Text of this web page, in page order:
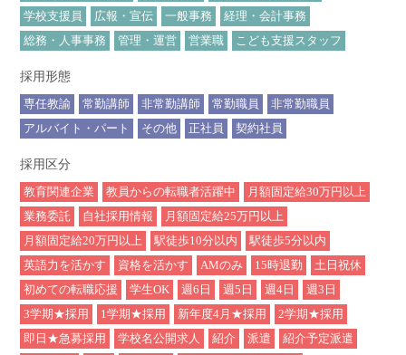
学校支援員
広報・宣伝 一般事務
経理・会計事務
総務・人事事務
管理・運営 営業職 こども支援スタッフ
採用形態
専任教諭
常勤講師 非常勤講師 常勤職員
非常勤職員
アルバイト・パート
その他 正社員 契約社員
採用区分
教育関連企業
教員からの転職者活躍中
月額固定給30万円以上
業務委託
自社採用情報
月額固定給25万円以上
月額固定給20万円以上
駅徒歩10分以内
駅徒歩5分以内
英語力を活かす
資格を活かす AMのみ 15時退勤
土日祝休
初めての転職応援
学生OK 週6日 週5日 週4日
週3日
3学期★採用
1学期★採用 新年度4月★採用
2学期★採用
即日★急募採用
学校名公開求人 紹介 派遣
紹介予定派遣